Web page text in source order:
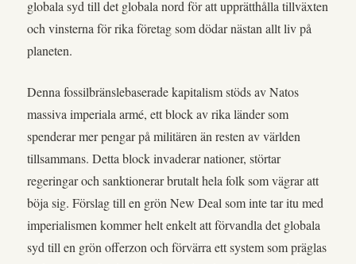
globala syd till det globala nord för att upprätthålla tillväxten
och vinsterna för rika företag som dödar nästan allt liv på
planeten.
Denna fossilbränslebaserade kapitalism stöds av Natos
massiva imperiala armé, ett block av rika länder som
spenderar mer pengar på militären än resten av världen
tillsammans. Detta block invaderar nationer, störtar
regeringar och sanktionerar brutalt hela folk som vägrar att
böja sig. Förslag till en grön New Deal som inte tar itu med
imperialismen kommer helt enkelt att förvandla det globala
syd till en grön offerzon och förvärra ett system som präglas